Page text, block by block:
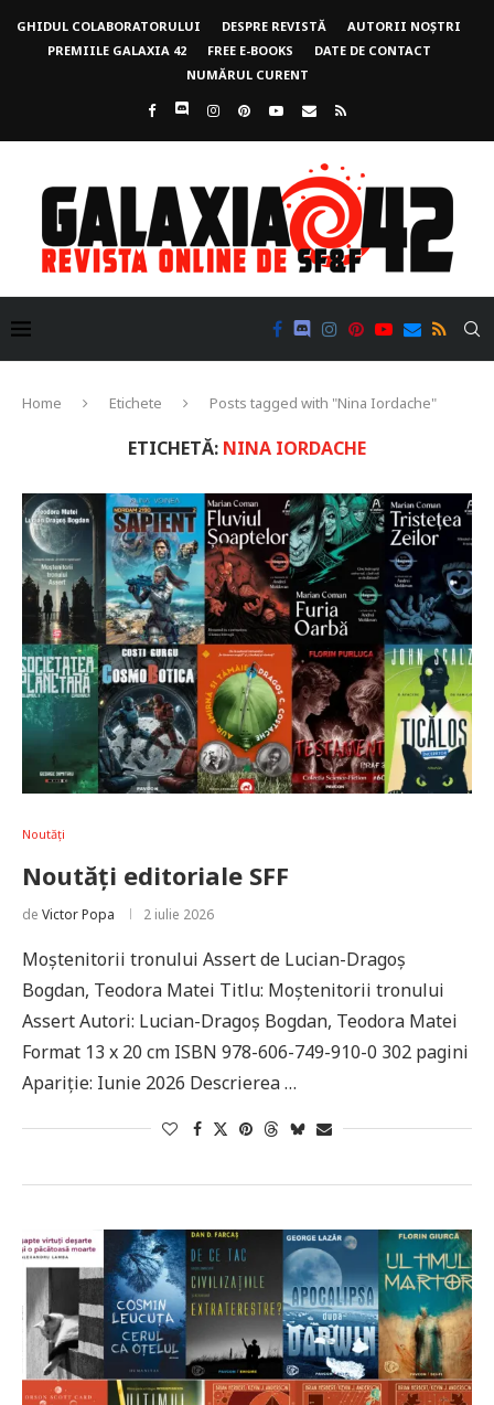
GHIDUL COLABORATORULUI DESPRE REVISTĂ
AUTORII NOȘTRI
PREMIILE GALAXIA 42
FREE E-BOOKS
DATE DE CONTACT
NUMĂRUL CURENT
Home Etichete Posts tagged with "Nina Iordache"
ETICHETĂ: NINA IORDACHE
Noutăți
Noutăți editoriale SFF
de Victor Popa 2 iulie 2026
Moștenitorii tronului Assert de Lucian-Dragoș
Bogdan, Teodora Matei Titlu: Moștenitorii tronului
Assert Autori: Lucian-Dragoș Bogdan, Teodora Matei
Format 13 x 20 cm ISBN 978-606-749-910-0 302 pagini
Apariție: Iunie 2026 Descrierea …